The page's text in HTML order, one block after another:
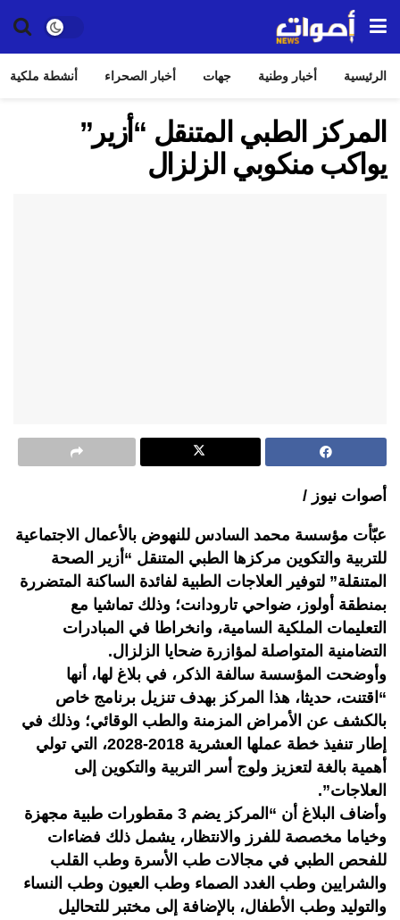
الرئيسية أخبار وطنية جهات أخبار الصحراء أنشطة ملكية
المركز الطبي المتنقل “أزير”
يواكب منكوبي الزلزال
أصوات نيوز /
عبّأت مؤسسة محمد السادس للنهوض بالأعمال الاجتماعية
للتربية والتكوين مركزها الطبي المتنقل “أزير الصحة
المتنقلة” لتوفير العلاجات الطبية لفائدة الساكنة المتضررة
بمنطقة أولوز، ضواحي تارودانت؛ وذلك تماشيا مع
التعليمات الملكية السامية، وانخراطا في المبادرات
التضامنية المتواصلة لمؤازرة ضحايا الزلزال.
وأوضحت المؤسسة سالفة الذكر، في بلاغ لها، أنها
“اقتنت، حديثا، هذا المركز بهدف تنزيل برنامج خاص
بالكشف عن الأمراض المزمنة والطب الوقائي؛ وذلك في
إطار تنفيذ خطة عملها العشرية 2018-2028، التي تولي
أهمية بالغة لتعزيز ولوج أسر التربية والتكوين إلى
العلاجات”.
وأضاف البلاغ أن “المركز يضم 3 مقطورات طبية مجهزة
وخياما مخصصة للفرز والانتظار، يشمل ذلك فضاءات
للفحص الطبي في مجالات طب الأسرة وطب القلب
والشرايين وطب الغدد الصماء وطب العيون وطب النساء
والتوليد وطب الأطفال، بالإضافة إلى مختبر للتحاليل